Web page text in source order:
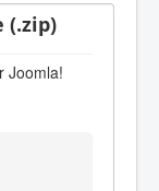
(.zip)
Joomla!